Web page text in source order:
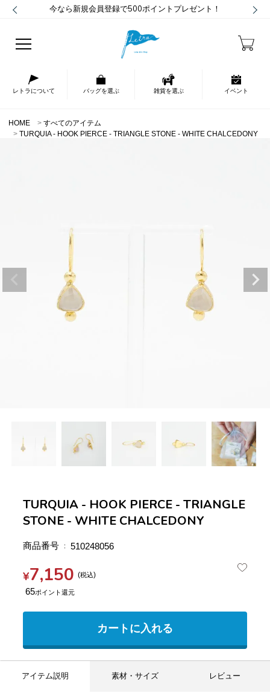
今なら新規会員登録で500ポイントプレゼント！
レトラについて バッグを選ぶ 雑貨を選ぶ イベント
HOME
すべてのアイテム
TURQUIA - HOOK PIERCE - TRIANGLE STONE - WHITE CHALCEDONY
TURQUIA - HOOK PIERCE - TRIANGLE
STONE - WHITE CHALCEDONY
商品番号 510248056
¥7,150 税込
65
カートに入れる
アイテム説明 素材・サイズ レビュー